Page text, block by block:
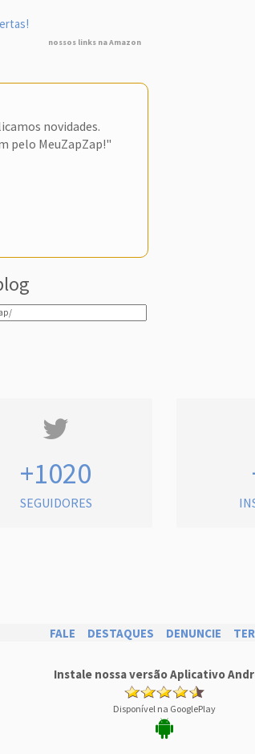
nossos links na Amazon
novidades.
pelo MeuZapZap!"
+1020
SEGUIDORES
FALE DESTAQUES DENUNCIE
Instale nossa versão Aplicativo
Disponível na GooglePlay